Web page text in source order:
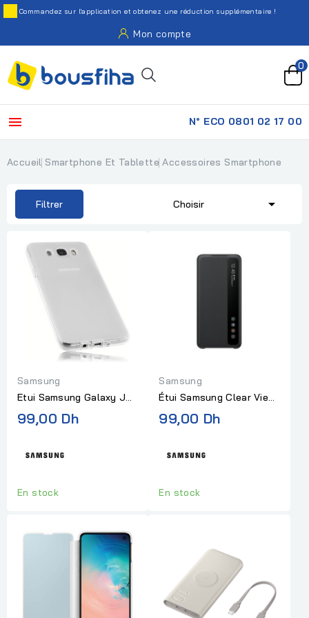
Commandez sur l'application et obtenez une réduction supplémentaire !
Mon compte
0
 N° ECO 0801 02 17 00
Accueil Smartphone Et Tablette Accessoires Smartphone
Filtrer Choisir 
Samsung
Etui Samsung Galaxy J7
Blanc
99,00 Dh
En stock
Samsung
Étui Samsung Clear View
S20 Ultra Noir
99,00 Dh
En stock